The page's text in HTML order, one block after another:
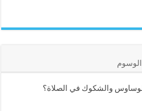
الوسوم
والشكوك في الصلاة؟